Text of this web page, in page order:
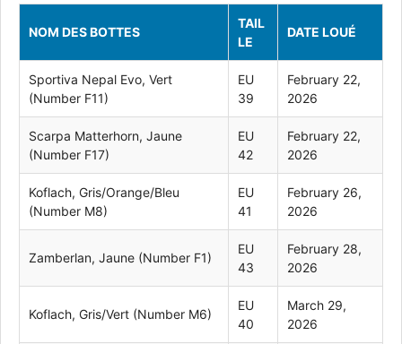
NOM DES BOTTES
TAIL
LE
DATE LOUÉ
Sportiva Nepal Evo, Vert
(Number F11)
EU
39
February 22,
2026
Scarpa Matterhorn, Jaune
(Number F17)
EU
42
February 22,
2026
Koflach, Gris/Orange/Bleu
(Number M8)
EU
41
February 26,
2026
Zamberlan, Jaune (Number F1)
EU
43
February 28,
2026
Koflach, Gris/Vert (Number M6)
EU
40
March 29,
2026